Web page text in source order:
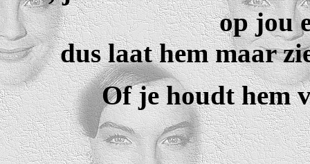
op jou
dus laat hem maar
Of je houdt hem